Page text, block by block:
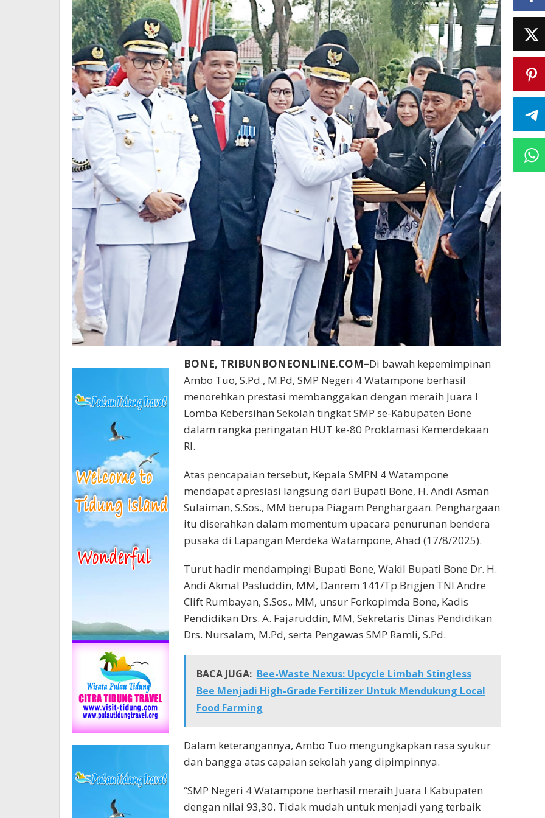
BONE, TRIBUNBONEONLINE.COM–Di bawah kepemimpinan
Ambo Tuo, S.Pd., M.Pd, SMP Negeri 4 Watampone berhasil
menorehkan prestasi membanggakan dengan meraih Juara I
Lomba Kebersihan Sekolah tingkat SMP se-Kabupaten Bone
dalam rangka peringatan HUT ke-80 Proklamasi Kemerdekaan
RI.
Atas pencapaian tersebut, Kepala SMPN 4 Watampone
mendapat apresiasi langsung dari Bupati Bone, H. Andi Asman
Sulaiman, S.Sos., MM berupa Piagam Penghargaan. Penghargaan
itu diserahkan dalam momentum upacara penurunan bendera
pusaka di Lapangan Merdeka Watampone, Ahad (17/8/2025).
Turut hadir mendampingi Bupati Bone, Wakil Bupati Bone Dr. H.
Andi Akmal Pasluddin, MM, Danrem 141/Tp Brigjen TNI Andre
Clift Rumbayan, S.Sos., MM, unsur Forkopimda Bone, Kadis
Pendidikan Drs. A. Fajaruddin, MM, Sekretaris Dinas Pendidikan
Drs. Nursalam, M.Pd, serta Pengawas SMP Ramli, S.Pd.
BACA JUGA: Bee-Waste Nexus: Upcycle Limbah Stingless
Bee Menjadi High-Grade Fertilizer Untuk Mendukung Local
Food Farming
Dalam keterangannya, Ambo Tuo mengungkapkan rasa syukur
dan bangga atas capaian sekolah yang dipimpinnya.
“SMP Negeri 4 Watampone berhasil meraih Juara I Kabupaten
dengan nilai 93,30. Tidak mudah untuk menjadi yang terbaik